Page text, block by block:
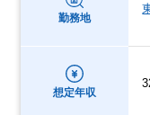
勤務地
想定年収